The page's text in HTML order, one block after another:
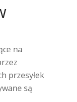
na
przesyłek
są